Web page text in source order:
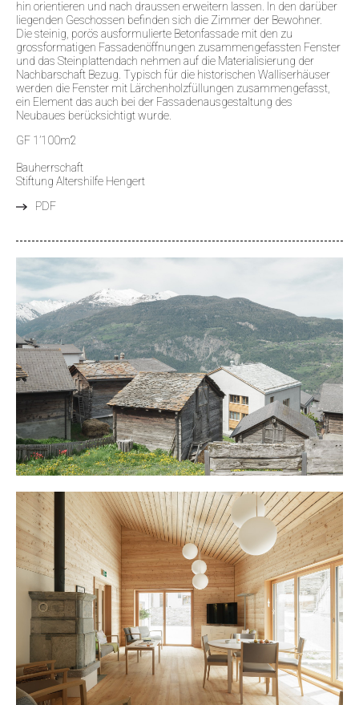
hin orientieren und nach draussen erweitern lassen. In den darüber
liegenden Geschossen befinden sich die Zimmer der Bewohner.
Die steinig, porös ausformulierte Betonfassade mit den zu
grossformatigen Fassadenöffnungen zusammengefassten Fenster
und das Steinplattendach nehmen auf die Materialisierung der
Nachbarschaft Bezug. Typisch für die historischen Walliserhäuser
werden die Fenster mit Lärchenholzfüllungen zusammengefasst,
ein Element das auch bei der Fassadenausgestaltung des
Neubaues berücksichtigt wurde.
GF 1’100m2
Bauherrschaft
Stiftung Altershilfe Hengert
PDF